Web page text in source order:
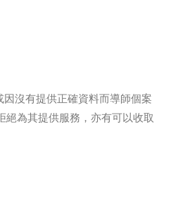
沒有提供正確資料而導師個案
絕為其提供服務，亦有可以收取